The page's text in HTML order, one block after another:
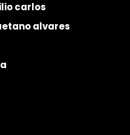
carlos
alvares